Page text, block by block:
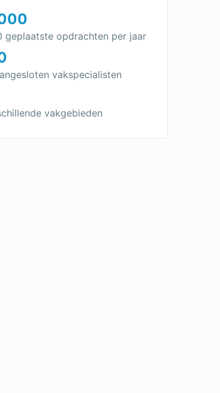
geplaatste opdrachten per jaar
vakspecialisten
vakgebieden